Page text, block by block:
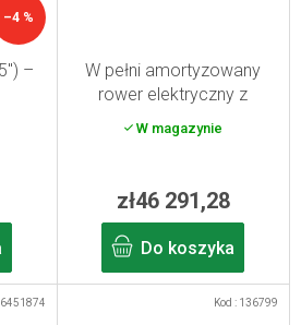
–4 %
–
W pełni amortyzowany
rower elektryczny z
karbonowym ramą Haibike
Lyke CF SE High black
W magazynie
zł46 291,28
Do koszyka
6451874 Kod : 136799